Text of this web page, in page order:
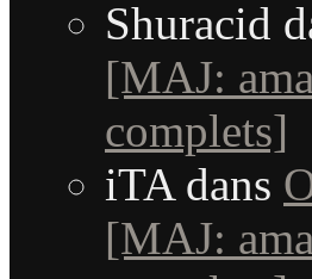
Shuracid
[MAJ:
complets]
iTAdans
[MAJ: